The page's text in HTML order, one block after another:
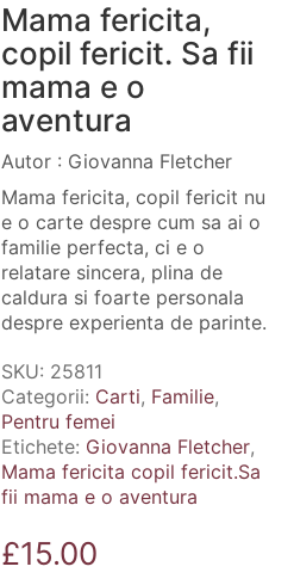
Mama fericita,
copil fericit. Sa fii
mama e o
aventura
Autor : Giovanna Fletcher
Mama fericita, copil fericit nu
e o carte despre cum sa ai o
familie perfecta, ci e o
relatare sincera, plina de
caldura si foarte personala
despre experienta de parinte.
SKU: 25811
Categorii: Carti, Familie,
Pentru femei
Etichete: Giovanna Fletcher,
Mama fericita copil fericit.Sa
fii mama e o aventura
£15.00